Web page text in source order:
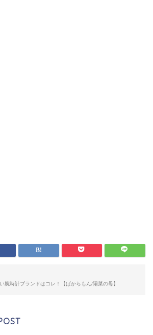
腕時計ブランドはコレ！【ばからもん/陽菜の母】